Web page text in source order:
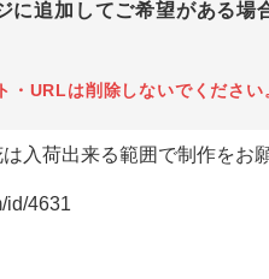
に追加してご希望がある場
・URLは削除しないでください